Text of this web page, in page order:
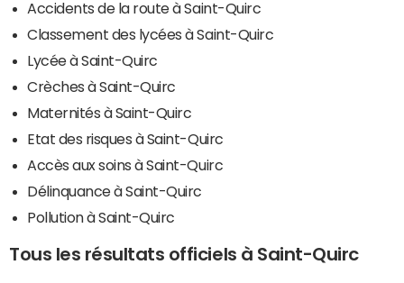
Accidents de la route à Saint-Quirc
Classement des lycées à Saint-Quirc
Lycée à Saint-Quirc
Crèches à Saint-Quirc
Maternités à Saint-Quirc
Etat des risques à Saint-Quirc
Accès aux soins à Saint-Quirc
Délinquance à Saint-Quirc
Pollution à Saint-Quirc
Tous les résultats officiels à Saint-Quirc